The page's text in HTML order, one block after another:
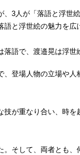
3人が「落語と浮世
と浮世絵の魅力を
語で、渡邉晃は浮
登場人物の立場や
が重なり合い、時
そして、両者とも